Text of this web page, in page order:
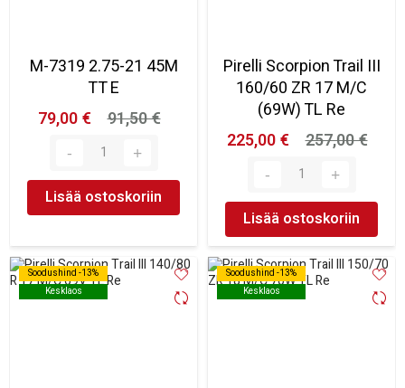
M-7319 2.75-21 45M
TT E
79,00 €
91,50 €
Lisää ostoskoriin
Pirelli Scorpion Trail III
160/60 ZR 17 M/C
(69W) TL Re
225,00 €
257,00 €
Lisää ostoskoriin
Soodushind -13%
Kesklaos
Soodushind -13%
Kesklaos
Soodushind -13%
Kesklaos
Soodushind -13%
Kesklaos